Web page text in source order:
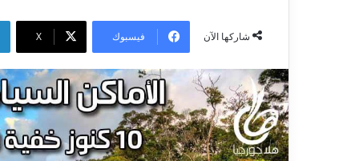
إلكترونيا
شاركها الآن فيسبوك ‫X